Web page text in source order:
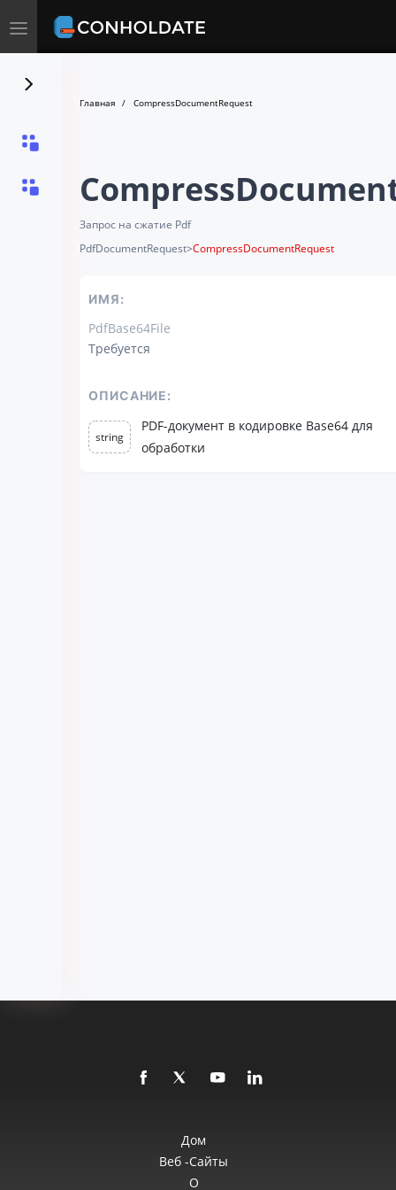
Toggle
navigation
Главная CompressDocumentRequest
Запрос на сжатие Pdf
PdfDocumentRequest>CompressDocumentRequest
ИМЯ:
PdfBase64File
Требуется
ОПИСАНИЕ:
string
PDF-документ в кодировке Base64 для
обработки
Дом
Веб -сайты
О